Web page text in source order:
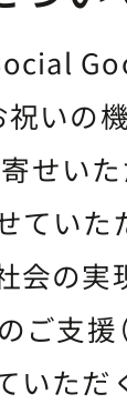
祝いの
せいた
ていた
会の実
ご支援
いただ